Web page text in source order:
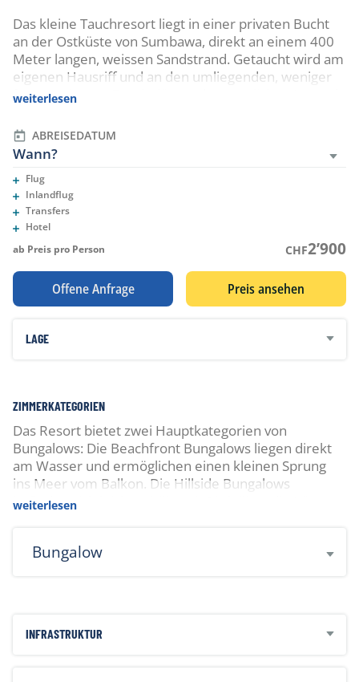
Das kleine Tauchresort liegt in einer privaten Bucht
an der Ostküste von Sumbawa, direkt an einem 400
Meter langen, weissen Sandstrand. Getaucht wird am
eigenen Hausriff und an den umliegenden, weniger
frequentierten, Tauchplätzen des westlichen Komodo
weiterlesen
ABREISEDATUM
Wann?
Flug
Eingeschlossene Leistungen
Inlandflug
Eingeschlossene Leistungen
Transfers
Bima naar Kalimaya DIve Resort en vv
Hotel
Eingeschlossene Leistungen
ab Preis pro Person
CHF2’900
Offene Anfrage Preis ansehen
LAGE
ZIMMERKATEGORIEN
Das Resort bietet zwei Hauptkategorien von
Bungalows: Die Beachfront Bungalows liegen direkt
am Wasser und ermöglichen einen kleinen Sprung
ins Meer vom Balkon. Die Hillside Bungalows
befinden sich leicht erhöht mit Blick über die Küste.
Ausstattung lädt dazu ein, während des Aufenthalts
weiterlesen
Bungalow
INFRASTRUKTUR